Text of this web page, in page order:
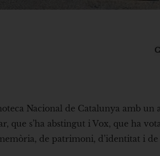
Nacional de Catalunya amb un
que s’ha abstingut i Vox, que ha
de patrimoni, d’identitat i